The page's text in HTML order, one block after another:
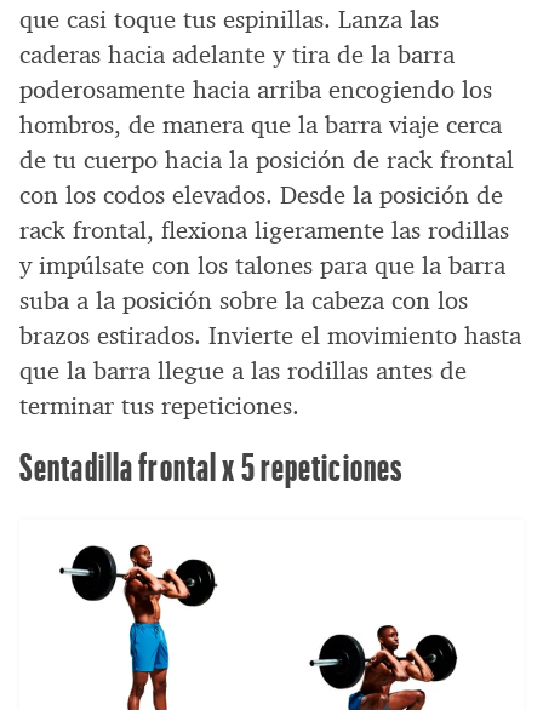
que casi toque tus espinillas. Lanza las
caderas hacia adelante y tira de la barra
poderosamente hacia arriba encogiendo los
hombros, de manera que la barra viaje cerca
de tu cuerpo hacia la posición de rack frontal
con los codos elevados. Desde la posición de
rack frontal, flexiona ligeramente las rodillas
y impúlsate con los talones para que la barra
suba a la posición sobre la cabeza con los
brazos estirados. Invierte el movimiento hasta
que la barra llegue a las rodillas antes de
terminar tus repeticiones.
Sentadilla frontal x 5 repeticiones